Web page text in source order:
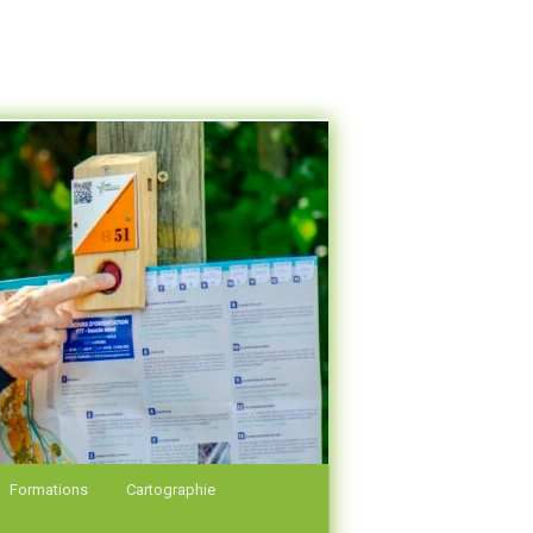
Formations Cartographie